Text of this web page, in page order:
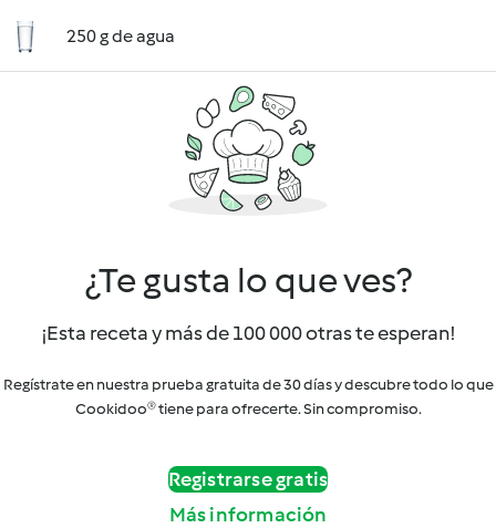
250 g de agua
¿Te gusta lo que ves?
¡Esta receta y más de 100 000 otras te esperan!
Regístrate en nuestra prueba gratuita de 30 días y descubre todo lo que
Cookidoo® tiene para ofrecerte. Sin compromiso.
Registrarse gratis
Más información